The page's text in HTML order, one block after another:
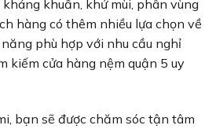
khuẩn, khử mùi, phân vùng
hàng có thêm nhiều lựa chọn về
phù hợp với nhu cầu nghỉ
kiếm cửa hàng nệm quận 5 uy
bạn sẽ được chăm sóc tận tâm